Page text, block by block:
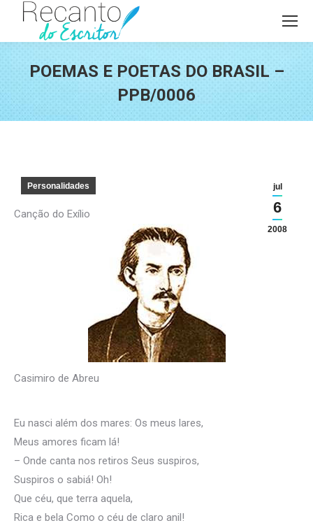
POEMAS E POETAS DO BRASIL –
PPB/0006
jul
6
2008
Personalidades
Canção do Exílio
Casimiro de Abreu
Eu nasci além dos mares: Os meus lares,
Meus amores ficam lá!
– Onde canta nos retiros Seus suspiros,
Suspiros o sabiá! Oh!
Que céu, que terra aquela,
Rica e bela Como o céu de claro anil!